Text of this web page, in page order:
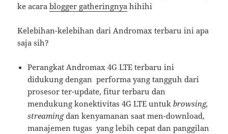
ke acarablogger gatheringnya hihihi
Kelebihan-kelebihan dari Andromax terbaru ini apa
saja sih?
Perangkat Andromax 4G LTE terbaru ini
didukung dengan performa yang tangguh dari
prosesor ter-update, fitur terbaru dan
mendukung konektivitas 4G LTE untukbrowsing,
streamingdan kenyamanan saat men-download,
manajemen tugas yang lebih cepat dan panggilan